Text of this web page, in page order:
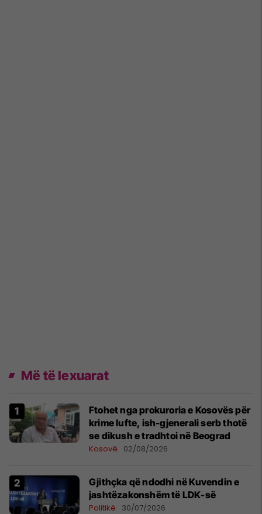
Më të lexuarat
Ftohet nga prokuroria e Kosovës për
krime lufte, ish-gjenerali serb thotë
se dikush e tradhtoi në Beograd
Kosovë 02/08/2026
Gjithçka që ndodhi në Kuvendin e
jashtëzakonshëm të LDK-së
Politikë 30/07/2026